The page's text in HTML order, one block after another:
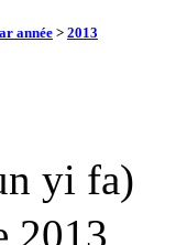
année> 2013
yi fa)
2013